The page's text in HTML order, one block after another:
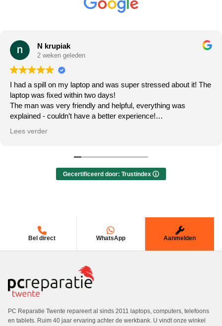
N krupiak
2 weken geleden
I had a spill on my laptop and was super stressed about it! The
laptop was fixed within two days!
The man was very friendly and helpful, everything was
explained - couldn’t have a better experience!
100% recommending this repair shop!
Lees verder
Gecertificeerd door: Trustindex
Bel direct WhatsApp Aanmelden
PC Reparatie Twente repareert al sinds 2011 laptops, computers, telefoons
en tablets. Ruim 40 jaar ervaring achter de werkbank. U vindt onze winkel